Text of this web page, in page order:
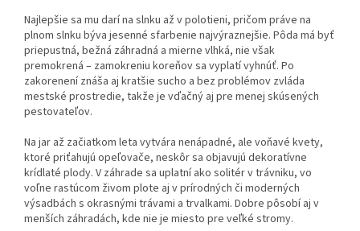
Najlepšie sa mu darí na slnku až v polotieni, pričom práve na
plnom slnku býva jesenné sfarbenie najvýraznejšie. Pôda má byť
priepustná, bežná záhradná a mierne vlhká, nie však
premokrená – zamokreniu koreňov sa vyplatí vyhnúť. Po
zakorenení znáša aj kratšie sucho a bez problémov zvláda
mestské prostredie, takže je vďačný aj pre menej skúsených
pestovateľov.
Na jar až začiatkom leta vytvára nenápadné, ale voňavé kvety,
ktoré priťahujú opeľovače, neskôr sa objavujú dekoratívne
krídlaté plody. V záhrade sa uplatní ako solitér v trávniku, vo
voľne rastúcom živom plote aj v prírodných či moderných
výsadbách s okrasnými trávami a trvalkami. Dobre pôsobí aj v
menších záhradách, kde nie je miesto pre veľké stromy.